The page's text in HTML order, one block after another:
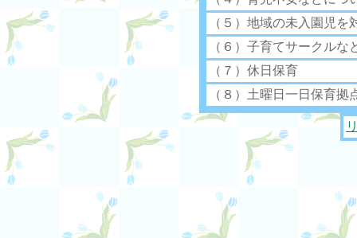
（５）地域の未入園児
（６）子育てサークルな
（７）休日保育
（８）土曜日一日保育拠